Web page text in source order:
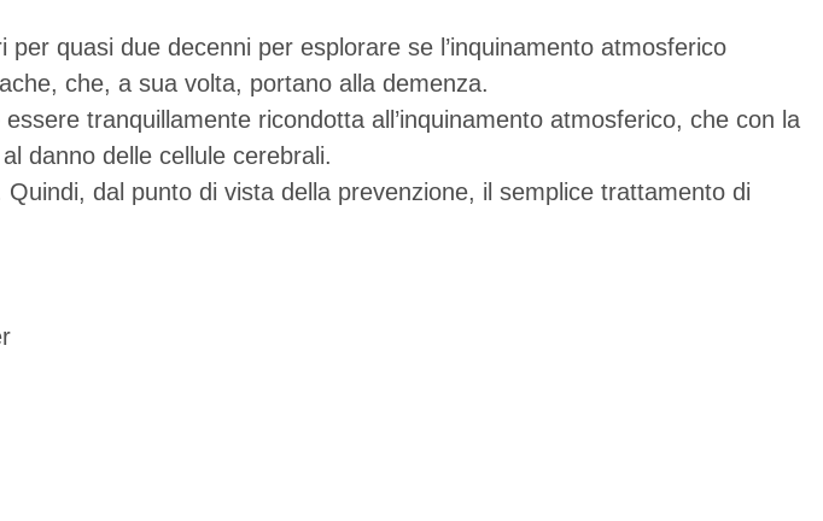
quasi due decenni per esplorare se l’inquinamento atmosferico
che, a sua volta, portano alla demenza.
tranquillamente ricondotta all’inquinamento atmosferico, che con la
danno delle cellule cerebrali.
dal punto di vista della prevenzione, il semplice trattamento di